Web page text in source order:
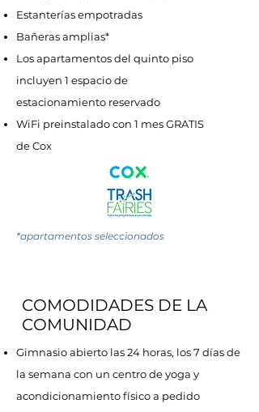
Estanterías empotradas
Bañeras amplias*
Los apartamentos del quinto piso
incluyen 1 espacio de
estacionamiento reservado
WiFi preinstalado con 1 mes GRATIS
de Cox
*apartamentos seleccionados
COMODIDADES DE LA
COMUNIDAD
Gimnasio abierto las 24 horas, los 7 días de
la semana con un centro de yoga y
acondicionamiento físico a pedido